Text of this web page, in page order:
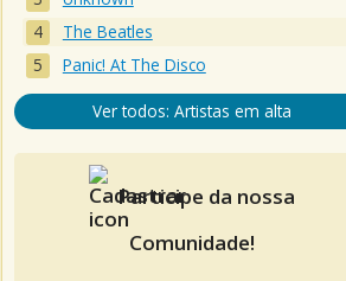
The Beatles
Panic! At The Disco
Ver todos: Artistas em alta
Participe da nossa
Comunidade!